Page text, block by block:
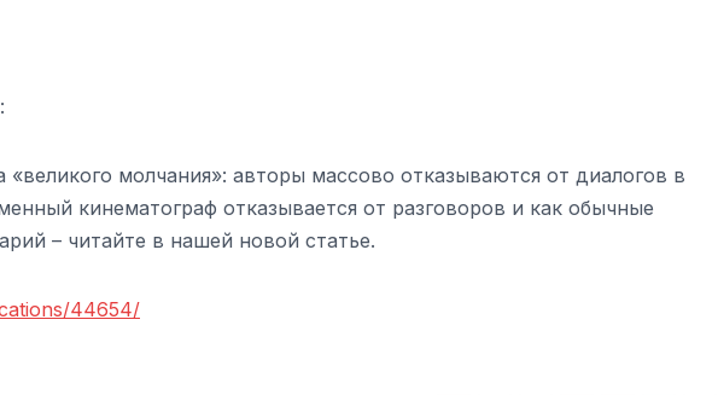
молчания»: авторы массово отказываются от диалогов в
кинематограф отказывается от разговоров и как обычные
– читайте в нашей новой статье.
44654/